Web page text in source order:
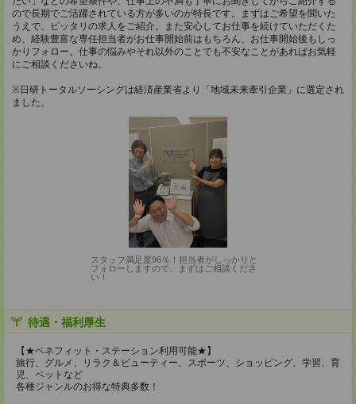
ので長期でご活躍されている方が多いのが特長です。まずはご希望を聞いた
うえで、ピッタリの求人をご紹介。また安心してお仕事を続けていただくた
め、経験豊富な専任担当者がお仕事開始前はもちろん、お仕事開始後もしっ
かりフォロー。仕事の悩みやそれ以外のことでも不安なことがあればお気軽
にご相談くださいね。
※日研トータルソーシングは経済産業省より「地域未来牽引企業」に選定され
ました。
スタッフ満足度96％！担当者がしっかりと
フォローしますので、まずはご相談くださ
い！
待遇・福利厚生
【★ベネフィット・ステーション利用可能★】
旅行、グルメ、リラク＆ビューティー、スポーツ、ショッピング、学習、育
児、ペットなど
各種ジャンルのお得な特典多数！